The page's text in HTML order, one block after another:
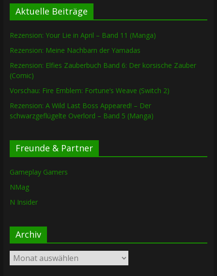
Aktuelle Beiträge
Rezension: Your Lie in April – Band 11 (Manga)
Rezension: Meine Nachbarn der Yamadas
Rezension: Elfies Zauberbuch Band 6: Der korsische Zauber
(Comic)
Vorschau: Fire Emblem: Fortune’s Weave (Switch 2)
Rezension: A Wild Last Boss Appeared! – Der
schwarzgeflügelte Overlord – Band 5 (Manga)
Freunde & Partner
Gameplay Gamers
NMag
N Insider
Archiv
Archiv